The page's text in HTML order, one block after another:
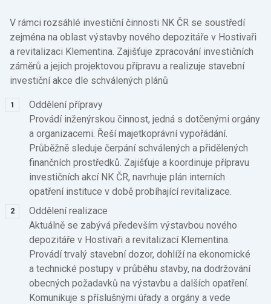
V rámci rozsáhlé investiční činnosti NK ČR se soustředí
zejména na oblast výstavby nového depozitáře v Hostivaři
a revitalizaci Klementina. Zajišťuje zpracování investičních
záměrů a jejich projektovou přípravu a realizuje stavební
investiční akce dle schválených plánů
Oddělení přípravy
Provádí inženýrskou činnost, jedná s dotčenými orgány
a organizacemi. Řeší majetkoprávní vypořádání.
Průběžně sleduje čerpání schválených a přidělených
finančních prostředků. Zajišťuje a koordinuje přípravu
investičních akcí NK ČR, navrhuje plán interních
opatření instituce v době probíhající revitalizace.
Oddělení realizace
Aktuálně se zabývá především výstavbou nového
depozitáře v Hostivaři a revitalizací Klementina.
Provádí trvalý stavební dozor, dohlíží na ekonomické
a technické postupy v průběhu stavby, na dodržování
obecných požadavků na výstavbu a dalších opatření.
Komunikuje s příslušnými úřady a orgány a vede